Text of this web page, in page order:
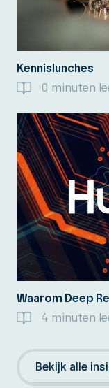
Kennislunches
0 minuten
4 minuten
Bekijk alle